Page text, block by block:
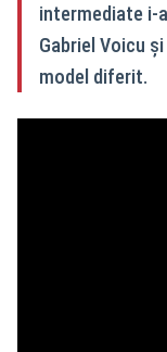
intermediate i-
Gabriel Voicu
model diferit.